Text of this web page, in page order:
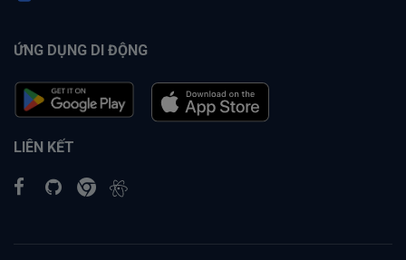
ỨNG DỤNG DI ĐỘNG
LIÊN KẾT